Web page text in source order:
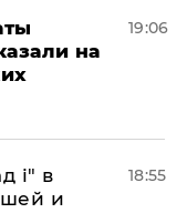
на
19:06
і" в
и
18:55